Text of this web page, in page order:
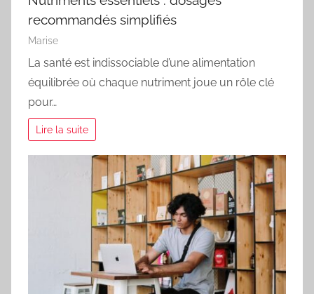
recommandés simplifiés
Marise
La santé est indissociable d’une alimentation
équilibrée où chaque nutriment joue un rôle clé
pour…
Lire la suite